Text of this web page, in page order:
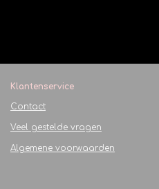
Klantenservice
Contact
Veel gestelde vragen
Algemene voorwaarden